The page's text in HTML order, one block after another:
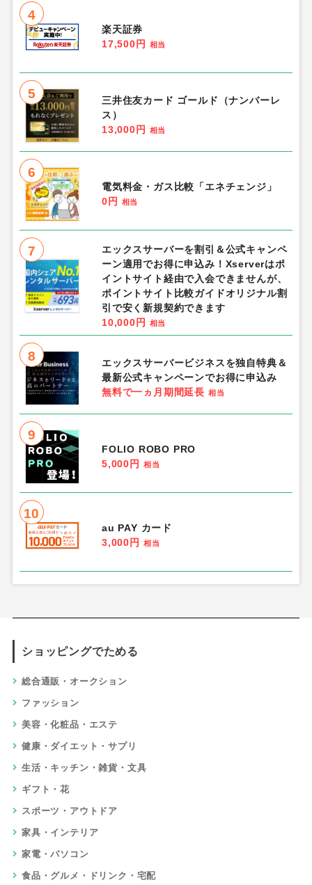
4
楽天証券
17,500円
相当
5
三井住友カード ゴールド（ナンバーレ
ス）
13,000円
相当
6
電気料金・ガス比較「エネチェンジ」
0円
相当
7
エックスサーバーを割引＆公式キャンペ
ーン適用でお得に申込み！Xserverはポ
イントサイト経由で入会できませんが、
ポイントサイト比較ガイドオリジナル割
引で安く新規契約できます
10,000円
相当
8
エックスサーバービジネスを独自特典＆
最新公式キャンペーンでお得に申込み
無料で一ヵ月期間延長 相当
9
FOLIO ROBO PRO
5,000円
相当
10
au PAY カード
3,000円
相当
ショッピングでためる
総合通販・オークション
ファッション
美容・化粧品・エステ
健康・ダイエット・サプリ
生活・キッチン・雑貨・文具
ギフト・花
スポーツ・アウトドア
家具・インテリア
家電・パソコン
食品・グルメ・ドリンク・宅配